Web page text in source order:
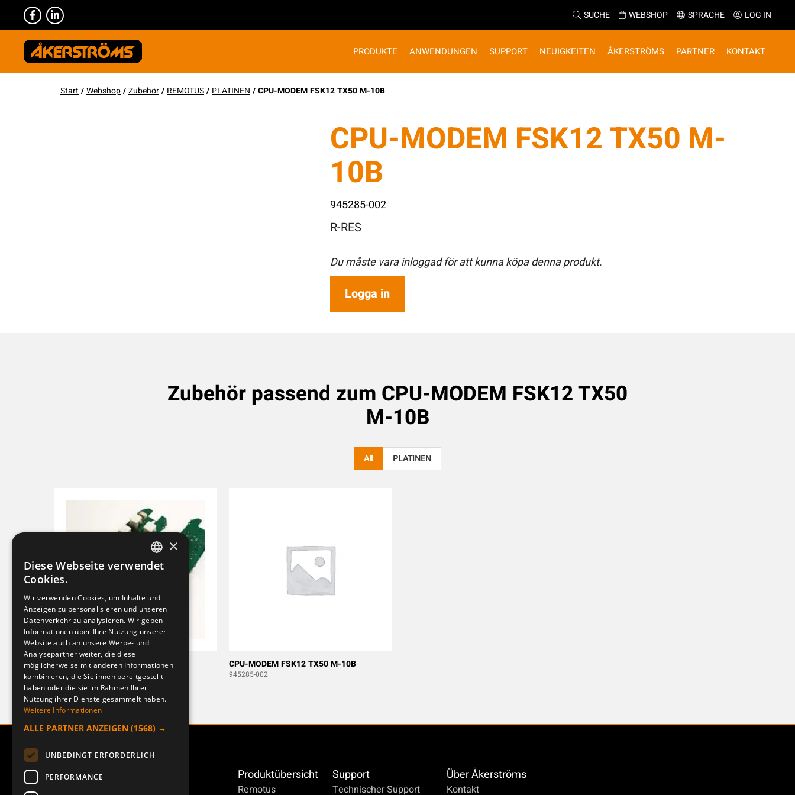
SUCHE WEBSHOP SPRACHE LOG IN
PRODUKTE ANWENDUNGEN SUPPORT NEUIGKEITEN ÅKERSTRÖMS PARTNER KONTAKT
Start /Webshop/Zubehör/ REMOTUS/ PLATINEN / CPU-MODEM FSK12 TX50 M-10B
CPU-MODEM FSK12 TX50 M-
10B
945285-002
R-RES
Du måste vara inloggad för att kunna köpa denna produkt.
Logga in
Zubehör passend zum CPU-MODEM FSK12 TX50
M-10B
All PLATINEN
CPU-MODEM BT TX50 M-10B
948223-001
CPU-MODEM FSK12 TX50 M-10B
945285-002
Produktübersicht
Remotus
Support
Technischer Support
Über Åkerströms
Kontakt
SWEDISH
DEUTSCH
×
Diese Webseite verwendet
Cookies.
Wir verwenden Cookies, um Inhalte und
Anzeigen zu personalisieren und unseren
Datenverkehr zu analysieren. Wir geben
Informationen über Ihre Nutzung unserer
Website auch an unsere Werbe- und
Analysepartner weiter, die diese
möglicherweise mit anderen Informationen
kombinieren, die Sie ihnen bereitgestellt
haben oder die sie im Rahmen Ihrer
Nutzung ihrer Dienste gesammelt haben.
Weitere Informationen
ALLE PARTNER ANZEIGEN (1568) →
UNBEDINGT ERFORDERLICH
PERFORMANCE